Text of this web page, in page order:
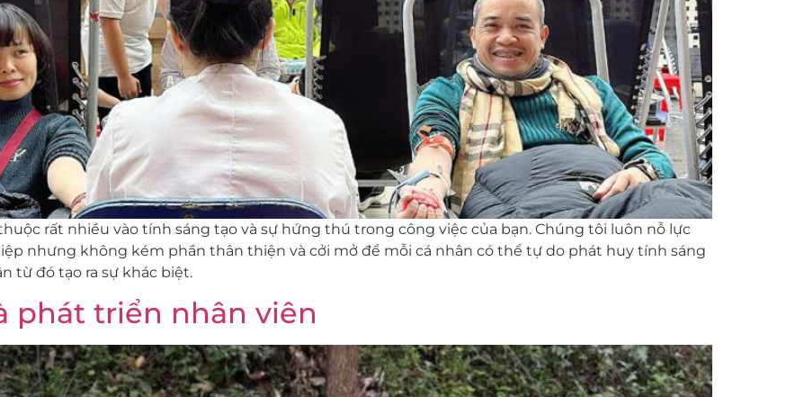
rất nhiều vào tính sáng tạo và sự hứng thú trong công việc của bạn. Chúng tôi luôn nỗ lực
nhưng không kém phần thân thiện và cởi mở để mỗi cá nhân có thể tự do phát huy tính sáng
từ đó tạo ra sự khác biệt.
phát triển nhân viên